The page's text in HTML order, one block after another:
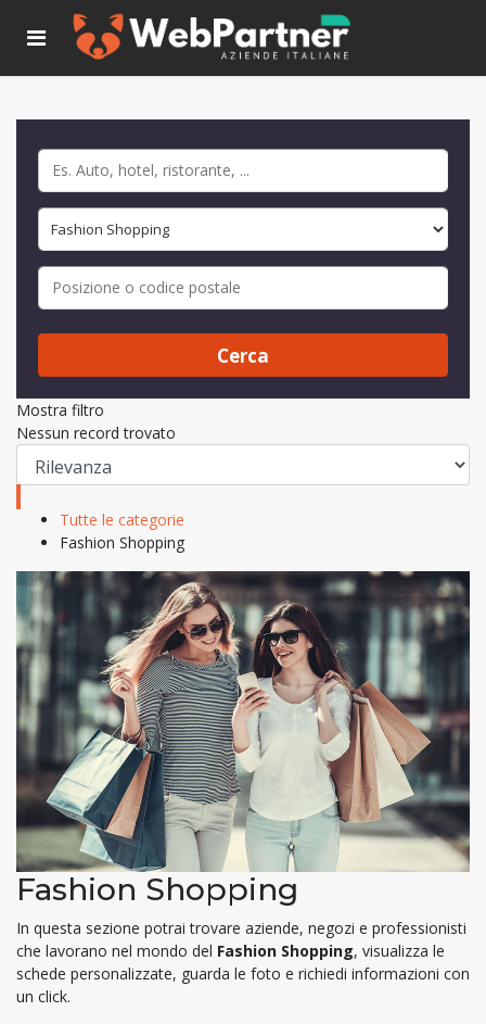
Cerca
Mostra filtro
Nessun record trovato
Tutte le categorie
Fashion Shopping
Fashion Shopping
In questa sezione potrai trovare aziende, negozi e professionisti
che lavorano nel mondo del Fashion Shopping, visualizza le
schede personalizzate, guarda le foto e richiedi informazioni con
un click.